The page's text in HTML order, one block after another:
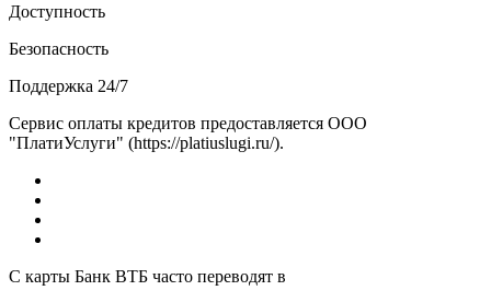
Доступность
Безопасность
Поддержка 24/7
Сервис оплаты кредитов предоставляется ООО
"ПлатиУслуги" (https://platiuslugi.ru/).
С карты Банк ВТБ часто переводят в